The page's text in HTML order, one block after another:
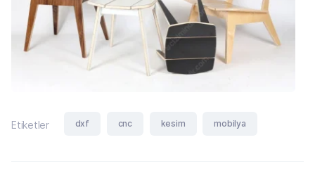
Etiketler dxf cnc kesim mobilya